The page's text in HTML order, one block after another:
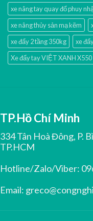
xe nâng tay quay đổ phuy
xe nâng thủy sản mạ kẽm
xe đẩy 2 tầng 350kg
xe
Xe đẩy tay VIỆT XANH X550
TP.Hồ Chí Minh
334 Tân Hoà Đông, P.
TP.HCM
Hotline/Zalo/Viber:
Email: